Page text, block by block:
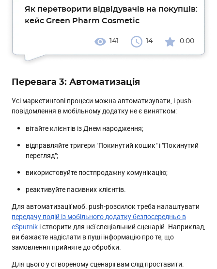
Як перетворити відвідувачів на покупців:
кейс Green Pharm Cosmetic
141 14 0.00
Перевага 3: Автоматизація
Усі маркетингові процеси можна автоматизувати, і push-
повідомлення в мобільному додатку не є винятком:
вітайте клієнтів із Днем народження;
відправляйте тригери "Покинутий кошик" і "Покинутий
перегляд";
використовуйте постпродажну комунікацію;
реактивуйте пасивних клієнтів.
Для автоматизації моб. push-розсилок треба налаштувати
передачу подій із мобільного додатку безпосередньо в
eSputnik і створити для неї спеціальний сценарій. Наприклад,
ви бажаєте надіслати в пуші інформацію про те, що
замовлення прийняте до обробки.
Для цього у створеному сценарії вам слід проставити: